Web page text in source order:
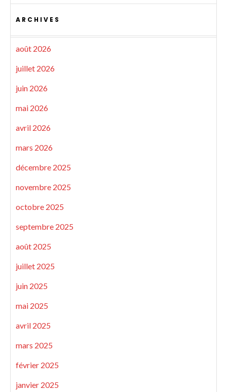
ARCHIVES
août 2026
juillet 2026
juin 2026
mai 2026
avril 2026
mars 2026
décembre 2025
novembre 2025
octobre 2025
septembre 2025
août 2025
juillet 2025
juin 2025
mai 2025
avril 2025
mars 2025
février 2025
janvier 2025